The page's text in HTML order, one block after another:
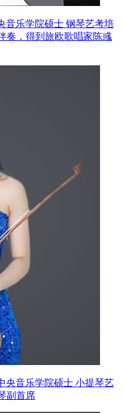
音乐学院硕士 钢琴艺考培
奏，得到旅欧歌唱家陈彧
央音乐学院硕士 小提琴艺
副首席